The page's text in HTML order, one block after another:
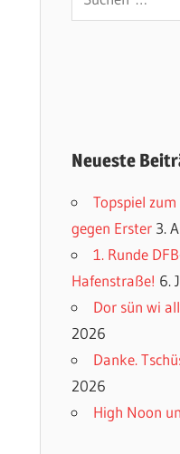
nach:
Neueste
Topspiel
gegen Erster 3.
1. Runde
Hafenstraße! 6.
Dor sün wi
2026
Danke.
2026
High Noon